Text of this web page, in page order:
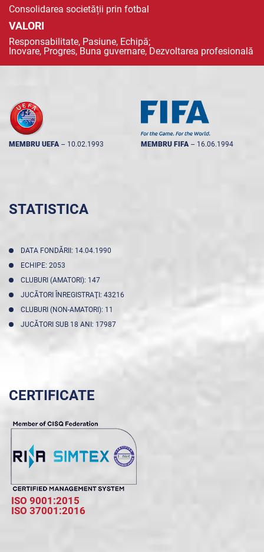
Consolidarea societății prin fotbal
VALORI
Responsabilitate, Pasiune, Echipă;
Inovare, Progres, Buna guvernare, Dezvoltarea profesională
MEMBRU UEFA -- 10.02.1993 MEMBRU FIFA -- 16.06.1994
STATISTICA
DATA FONDĂRII: 14.04.1990
ECHIPE: 2053
CLUBURI (AMATORI): 147
JUCĂTORI ÎNREGISTRAŢI: 43216
CLUBURI (NON-AMATORI): 11
JUCĂTORI SUB 18 ANI: 17987
CERTIFICATE
ISO 9001:2015
ISO 37001:2016